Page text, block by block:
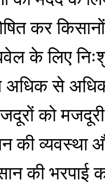
कर
के लिए
अधिक से
को
की
की भरपाई